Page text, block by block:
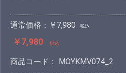
通常価格：￥7,980 税込
￥7,980 税込
商品コード： MOYKMV074_2